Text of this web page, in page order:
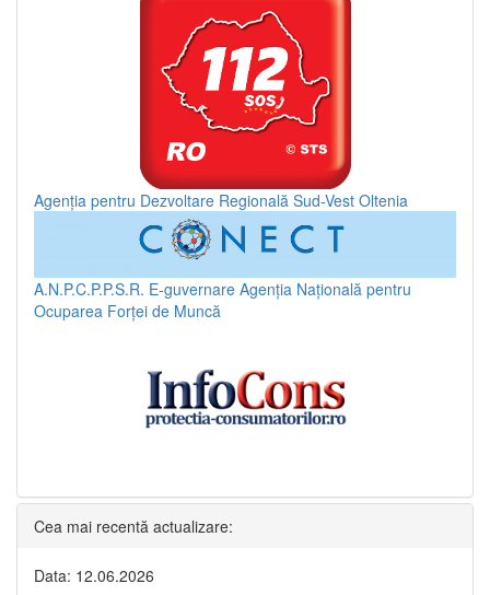
Agenția pentru Dezvoltare Regională Sud-Vest Oltenia
A.N.P.C.P.P.S.R. E-guvernare Agenția Națională pentru
Ocuparea Forței de Muncă
Cea mai recentă actualizare:
Data: 12.06.2026